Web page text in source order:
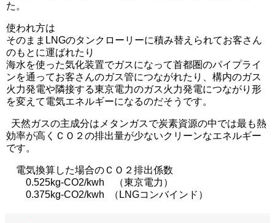
た。
使われ方は
そのままLNGのタンクローリーに積み替えられてお客さん
のもとに運ばれたり
海水を使った気化装置でガスになって首都圏のパイプライ
ンを通ってお客さんのガス管につながれたり、構内のガス
火力発電や隣接する東京電力のガス火力発電につながり形
を変えて電気エネルギーになるのだそうです。
天然ガスの主成分はメタンガスで炭素資源の中では最も熱
効率が高くＣＯ２の排出量が少ないクリーンなエネルギー
です。
電気換算した場合のＣＯ２排出係数
0.525kg-CO2/kwh （東京電力）
0.375kg-CO2/kwh （LNGコンバインド）